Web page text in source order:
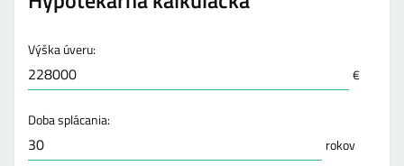
Výška úveru:
€
Doba splácania:
rokov